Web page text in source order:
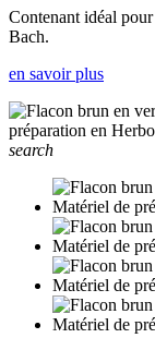
Contenant idéal
Bach.
en savoir plus
search